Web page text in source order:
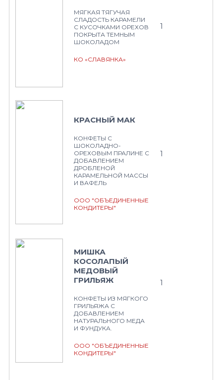
МЯГКАЯ ТЯГУЧАЯ
СЛАДОСТЬ КАРАМЕЛИ
С КУСОЧКАМИ ОРЕХОВ
ПОКРЫТА ТЕМНЫМ
ШОКОЛАДОМ
КО «СЛАВЯНКА»
1
КРАСНЫЙ МАК
КОНФЕТЫ С
ШОКОЛАДНО-
ОРЕХОВЫМ ПРАЛИНЕ С
ДОБАВЛЕНИЕМ
ДРОБЛЕНОЙ
КАРАМЕЛЬНОЙ МАССЫ
И ВАФЕЛЬ
ООО "ОБЪЕДИНЕННЫЕ
КОНДИТЕРЫ"
1
МИШКА
КОСОЛАПЫЙ
МЕДОВЫЙ
ГРИЛЬЯЖ
КОНФЕТЫ ИЗ МЯГКОГО
ГРИЛЬЯЖА С
ДОБАВЛЕНИЕМ
НАТУРАЛЬНОГО МЕДА
И ФУНДУКА.
ООО "ОБЪЕДИНЕННЫЕ
КОНДИТЕРЫ"
1